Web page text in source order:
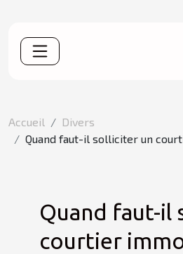
Accueil
Divers
Quand faut-il solliciter un
Quand faut-il
courtier